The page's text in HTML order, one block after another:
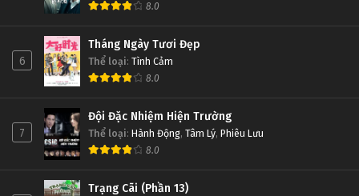
8.0
6
Tháng Ngày Tươi Đẹp
Thể loại: Tình Cảm
8.0
7
Đội Đặc Nhiệm Hiện Trường
Thể loại: Hành Động, Tâm Lý, Phiêu Lưu
8.0
Trạng Cãi (Phần 13)